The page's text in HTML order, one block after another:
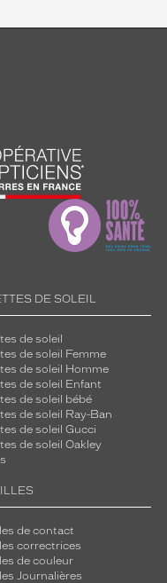
DE SOLEIL
de soleil
de soleil Femme
de soleil Homme
de soleil Enfant
de soleil bébé
de soleil Ray-Ban
de soleil Gucci
de soleil Oakley
de contact
correctrices
de couleur
Journalières